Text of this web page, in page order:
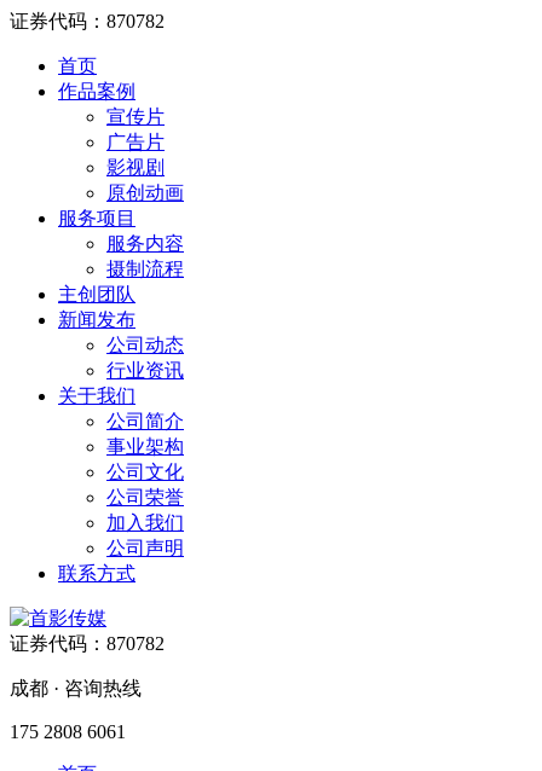
证券代码：870782
首页
作品案例
宣传片
广告片
影视剧
原创动画
服务项目
服务内容
摄制流程
主创团队
新闻发布
公司动态
行业资讯
关于我们
公司简介
事业架构
公司文化
公司荣誉
加入我们
公司声明
联系方式
证券代码：870782
成都 · 咨询热线
175 2808 6061